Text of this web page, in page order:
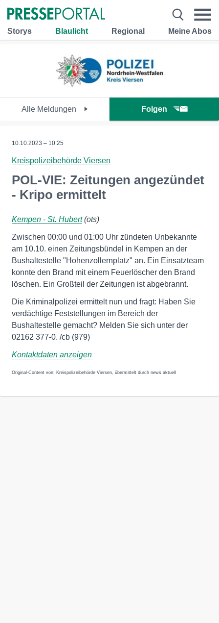
Storys Blaulicht Regional Meine Abos
Alle Meldungen Folgen
10.10.2023 – 10:25
Kreispolizeibehörde Viersen
POL-VIE: Zeitungen angezündet
- Kripo ermittelt
Kempen - St. Hubert(ots)
Zwischen 00:00 und 01:00 Uhr zündeten Unbekannte
am 10.10. einen Zeitungsbündel in Kempen an der
Bushaltestelle "Hohenzollernplatz" an. Ein Einsatzteam
konnte den Brand mit einem Feuerlöscher den Brand
löschen. Ein Großteil der Zeitungen ist abgebrannt.
Die Kriminalpolizei ermittelt nun und fragt: Haben Sie
verdächtige Feststellungen im Bereich der
Bushaltestelle gemacht? Melden Sie sich unter der
02162 377-0. /cb (979)
Kontaktdaten anzeigen
Original-Content von: Kreispolizeibehörde Viersen, übermittelt durch news aktuell